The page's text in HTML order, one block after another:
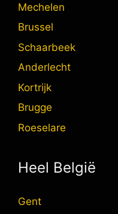
Mechelen
Brussel
Schaarbeek
Anderlecht
Kortrijk
Brugge
Roeselare
Heel België
Gent